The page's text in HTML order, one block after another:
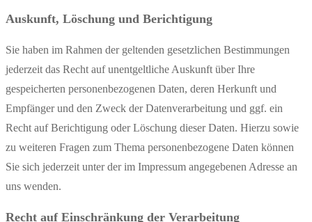
Auskunft, Löschung und Berichtigung
Sie haben im Rahmen der geltenden gesetzlichen Bestimmungen
jederzeit das Recht auf unentgeltliche Auskunft über Ihre
gespeicherten personenbezogenen Daten, deren Herkunft und
Empfänger und den Zweck der Datenverarbeitung und ggf. ein
Recht auf Berichtigung oder Löschung dieser Daten. Hierzu sowie
zu weiteren Fragen zum Thema personenbezogene Daten können
Sie sich jederzeit unter der im Impressum angegebenen Adresse an
uns wenden.
Recht auf Einschränkung der Verarbeitung